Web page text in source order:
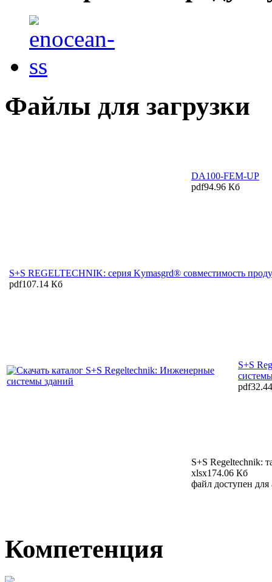
Файлы для загрузки
DA100-FEM-UP
pdf94.96 Кб
S+S REGELTECHNIK: серия Kymasgrd® cовместимость
pdf107.14 Кб
S+S
pdf
S+S Regeltechnik:
xlsx174.06 Кб
файл доступен для
Компетенция